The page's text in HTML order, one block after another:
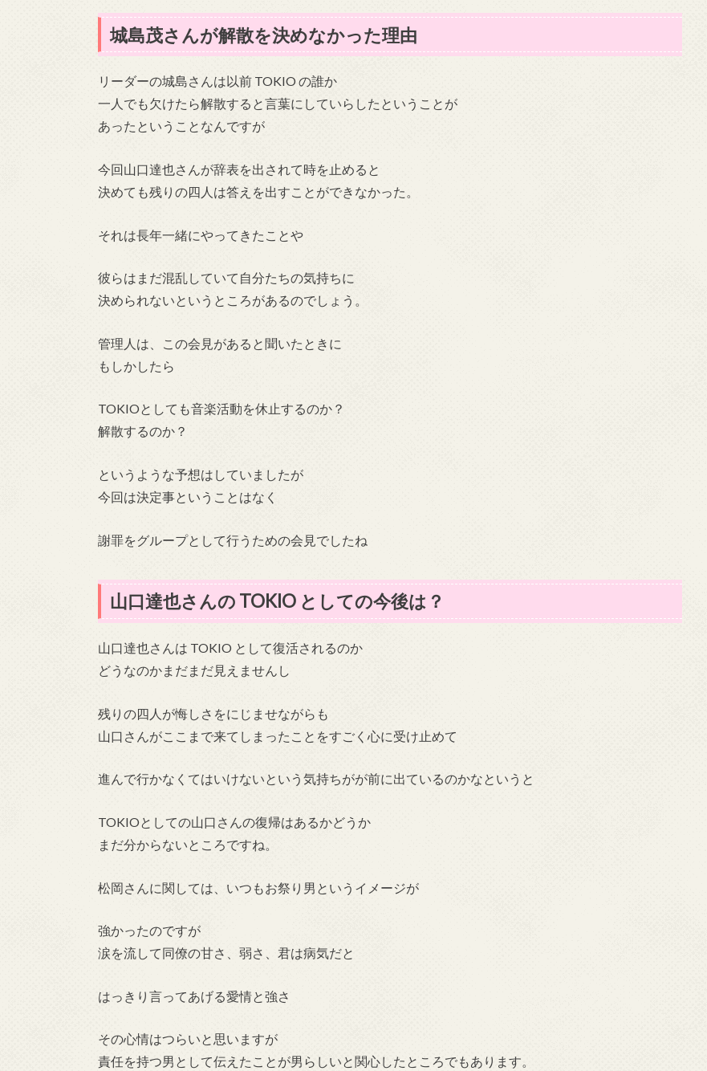
城島茂さんが解散を決めなかった理由
リーダーの城島さんは以前 TOKIO の誰か
一人でも欠けたら解散すると言葉にしていらしたということが
あったということなんですが
今回山口達也さんが辞表を出されて時を止めると
決めても残りの四人は答えを出すことができなかった。
それは長年一緒にやってきたことや
彼らはまだ混乱していて自分たちの気持ちに
決められないというところがあるのでしょう。
管理人は、この会見があると聞いたときに
もしかしたら
TOKIOとしても音楽活動を休止するのか？
解散するのか？
というような予想はしていましたが
今回は決定事ということはなく
謝罪をグループとして行うための会見でしたね
山口達也さんの TOKIO としての今後は？
山口達也さんは TOKIO として復活されるのか
どうなのかまだまだ見えませんし
残りの四人が悔しさをにじませながらも
山口さんがここまで来てしまったことをすごく心に受け止めて
進んで行かなくてはいけないという気持ちがが前に出ているのかなというと
TOKIOとしての山口さんの復帰はあるかどうか
まだ分からないところですね。
松岡さんに関しては、いつもお祭り男というイメージが
強かったのですが
涙を流して同僚の甘さ、弱さ、君は病気だと
はっきり言ってあげる愛情と強さ
その心情はつらいと思いますが
責任を持つ男として伝えたことが男らしいと関心したところでもあります。